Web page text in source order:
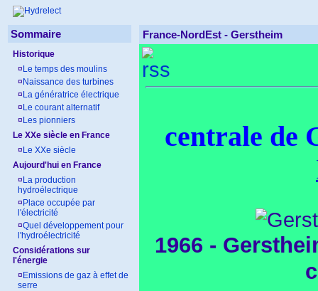
Sommaire
Historique
¤ Le temps des moulins
¤ Naissance des turbines
¤ La génératrice électrique
¤ Le courant alternatif
¤ Les pionniers
Le XXe siècle en France
¤ Le XXe siècle
Aujourd'hui en France
¤ La production
hydroélectrique
¤ Place occupée par
l'électricité
¤Quel développement pour
l'hydroélectricité
Considérations sur
l'énergie
¤ Emissions de gaz à effet de
serre
France-NordEst - Gerstheim
centrale de
1966 -